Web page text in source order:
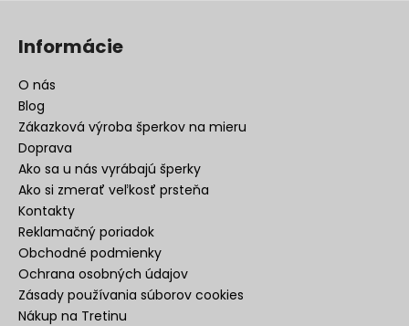
Informácie
O nás
Blog
Zákazková výroba šperkov na mieru
Doprava
Ako sa u nás vyrábajú šperky
Ako si zmerať veľkosť prsteňa
Kontakty
Reklamačný poriadok
Obchodné podmienky
Ochrana osobných údajov
Zásady používania súborov cookies
Nákup na Tretinu